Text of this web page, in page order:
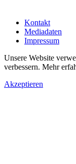
Kontakt
Mediadaten
Impressum
Unsere Website
verbessern. Mehr
Akzeptieren